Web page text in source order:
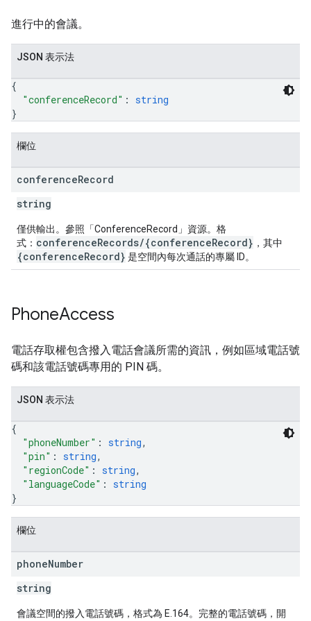
進行中的會議。
JSON 表示法
{
"conferenceRecord" : string
}
欄位
conferenceRecord
string
僅供輸出。參照「ConferenceRecord」資源。格
式： conferenceRecords/{conferenceRecord} ，其中
{conferenceRecord} 是空間內每次通話的專屬 ID。
PhoneAccess
電話存取權包含撥入電話會議所需的資訊，例如區域電話號
碼和該電話號碼專用的 PIN 碼。
JSON 表示法
{
"phoneNumber" : string,
"pin" : string,
"regionCode" : string,
"languageCode" : string
}
欄位
phoneNumber
string
會議空間的撥入電話號碼，格式為 E.164。完整的電話號碼，開